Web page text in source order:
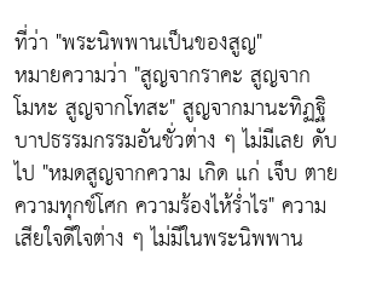
ที่ว่า "พระนิพพานเป็นของสูญ"
หมายความว่า "สูญจากราคะ สูญจาก
โมหะ สูญจากโทสะ"สูญจากมานะทิฏฐิ
บาปธรรมกรรมอันชั่วต่าง ๆ ไม่มีเลย ดับ
ไป "หมดสูญจากความ เกิด แก่ เจ็บ ตาย
ความทุกข์โศก ความร้องไห้รํ่าไร"ความ
เสียใจดีใจต่าง ๆ ไม่มีในพระนิพพาน